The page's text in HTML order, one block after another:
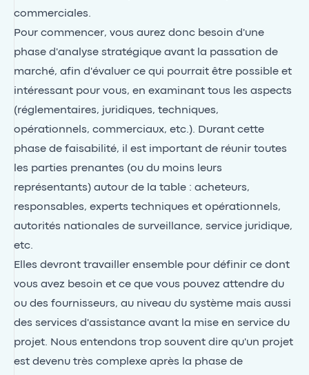
commerciales.
Pour commencer, vous aurez donc besoin d'une
phase d'analyse stratégique avant la passation de
marché, afin d'évaluer ce qui pourrait être possible et
intéressant pour vous, en examinant tous les aspects
(réglementaires, juridiques, techniques,
opérationnels, commerciaux, etc.). Durant cette
phase de faisabilité, il est important de réunir toutes
les parties prenantes (ou du moins leurs
représentants) autour de la table : acheteurs,
responsables, experts techniques et opérationnels,
autorités nationales de surveillance, service juridique,
etc.
Elles devront travailler ensemble pour définir ce dont
vous avez besoin et ce que vous pouvez attendre du
ou des fournisseurs, au niveau du système mais aussi
des services d'assistance avant la mise en service du
projet. Nous entendons trop souvent dire qu'un projet
est devenu très complexe après la phase de